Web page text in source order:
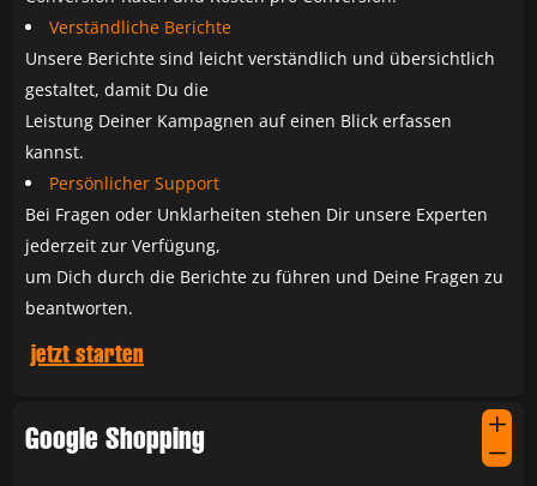
Verständliche Berichte
Unsere Berichte sind leicht verständlich und übersichtlich
gestaltet, damit Du die
Leistung Deiner Kampagnen auf einen Blick erfassen
kannst.
Persönlicher Support
Bei Fragen oder Unklarheiten stehen Dir unsere Experten
jederzeit zur Verfügung,
um Dich durch die Berichte zu führen und Deine Fragen zu
beantworten.
jetzt starten
Google Shopping
L
K